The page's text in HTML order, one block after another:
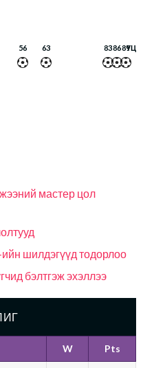
56 63 838689ҮЦ
мастер цол
шилдэгүүд тодорлоо
бэлтгэж эхэллээ
W Pts